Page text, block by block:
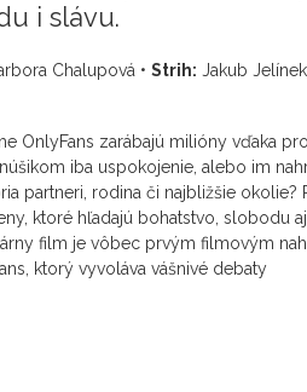
i slávu.
Chalupová • Strih: Jakub Jelínek
OnlyFans zarábajú milióny vďaka
iba uspokojenie, alebo im
partneri, rodina či najbližšie okolie?
ktoré hľadajú bohatstvo, slobodu
film je vôbec prvým filmovým
ktorý vyvoláva vášnivé debaty